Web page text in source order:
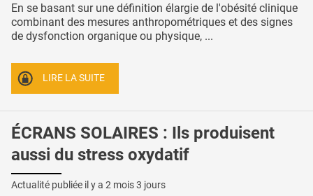
En se basant sur une définition élargie de l'obésité clinique
combinant des mesures anthropométriques et des signes
de dysfonction organique ou physique, ...
LIRE LA SUITE
ÉCRANS SOLAIRES : Ils produisent
aussi du stress oxydatif
Actualité publiée il y a 2 mois 3 jours